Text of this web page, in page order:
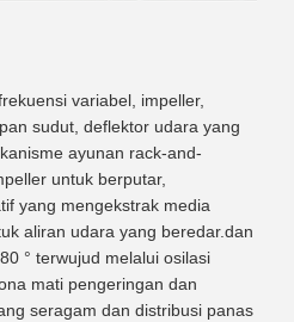
variabel, impeller,
sudut, deflektor udara yang
ayunan rack-and-
untuk berputar,
yang mengekstrak media
aliran udara yang beredar.dan
° terwujud melalui osilasi
mati pengeringan dan
seragam dan distribusi panas